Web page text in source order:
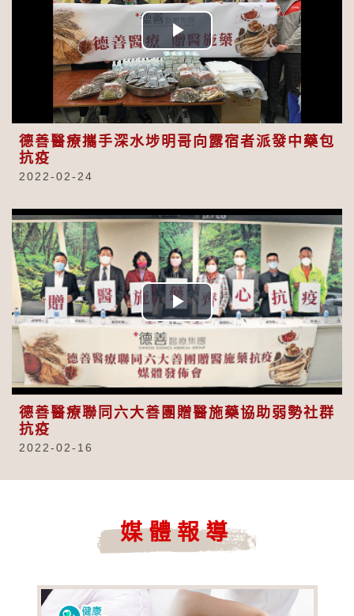
Play
Video
德善醫療攜手深水埗明哥向露宿者派發中藥包
抗疫
2022-02-24
Play
Video
德善醫療聯同六大善團贈醫施藥協助弱勢社群
抗疫
2022-02-16
媒體報導